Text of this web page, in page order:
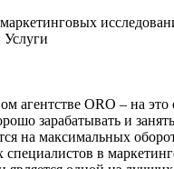
Услуги
агентстве ORO – на
зарабатывать и
на максимальных
в